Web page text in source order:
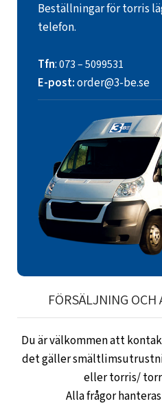
Beställningar för torris
telefon.
Tfn:073 – 5099531
E-post:order@3-be.se
FÖRSÄLJNING
Du är välkommen att
det gäller
eller torris/
Alla frågor